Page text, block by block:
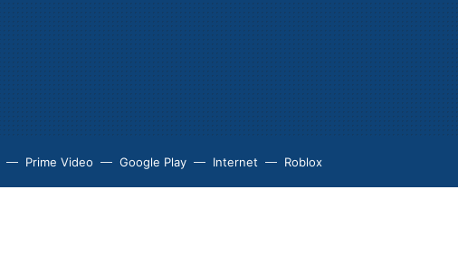
Prime Video Google Play Internet Roblox